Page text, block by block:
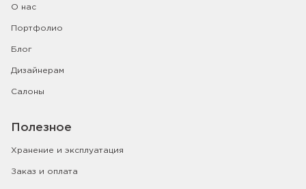
О нас
Портфолио
Блог
Дизайнерам
Салоны
Полезное
Хранение и эксплуатация
Заказ и оплата